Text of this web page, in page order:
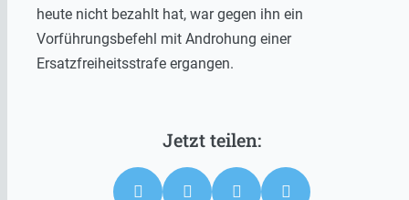
heute nicht bezahlt hat, war gegen ihn ein
Vorführungsbefehl mit Androhung einer
Ersatzfreiheitsstrafe ergangen.